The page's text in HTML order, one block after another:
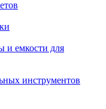
и емкости для
инструментов